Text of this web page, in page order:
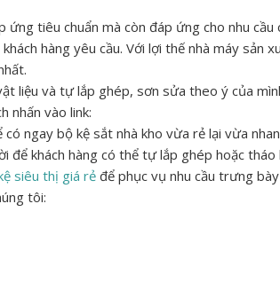
ứng tiêu chuẩn mà còn đáp ứng cho nhu
hàng yêu cầu. Với lợi thế nhà máy sản
liệu và tự lắp ghép, sơn sửa theo ý của
nhấn vào link:
ngay bộ kệ sắt nhà kho vừa rẻ lại vừa
khách hàng có thể tự lắp ghép hoặc tháo
siêu thị giá rẻ để phục vụ nhu cầu trưng
tôi: